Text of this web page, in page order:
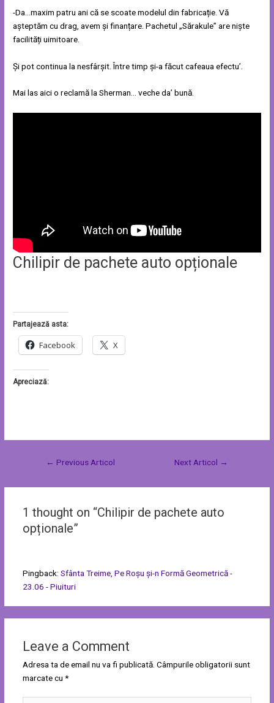
-Da…maxim patru ani că se scoate modelul din fabricație. Vă
așteptăm cu drag, avem și finanțare. Pachetul „Sărakule” are niște
facilități uimitoare.
Și pot continua la nesfârșit. Între timp și-a făcut cafeaua efectu’.
Mai las aici o reclamă la Sherman… veche da’ bună.
Chilipir de pachete auto opționale
Partajează asta:
Facebook X
Apreciază:
← Previous Articol Next Articol →
1 thought on “Chilipir de pachete auto
opționale”
Pingback: Sfânta Treime, Pe Roșu și-n Formă Geometrică -
23.06 - Piuituri
Leave a Comment
Adresa ta de email nu va fi publicată. Câmpurile obligatorii sunt
marcate cu *